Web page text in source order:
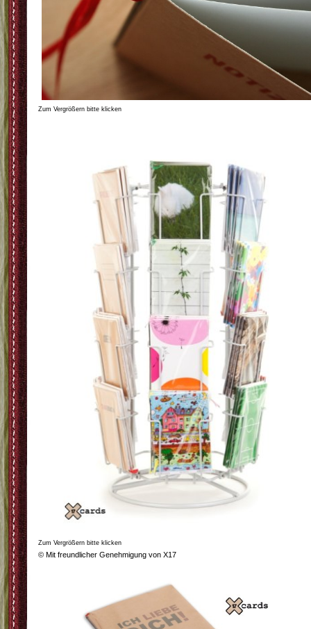
Zum Vergrößern bitte klicken
Zum Vergrößern bitte klicken
© Mit freundlicher Genehmigung von X17